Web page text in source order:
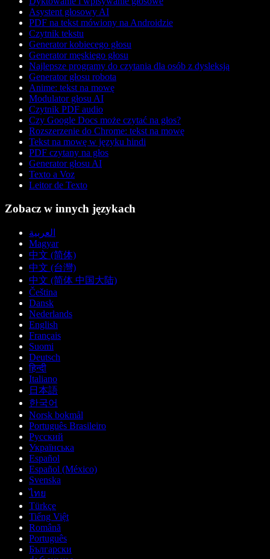
Asystent głosowy AI
PDF na tekst mówiony na Androidzie
Czytnik tekstu
Generator kobiecego głosu
Generator męskiego głosu
Najlepsze programy do czytania dla osób z dysleksją
Generator głosu robota
Anime: tekst na mowę
Modulator głosu AI
Czytnik PDF audio
Czy Google Docs może czytać na głos?
Rozszerzenie do Chrome: tekst na mowę
Tekst na mowę w języku hindi
PDF czytany na głos
Generator głosu AI
Texto a Voz
Leitor de Texto
Zobacz w innych językach
العربية
Magyar
中文 (简体)
中文 (台灣)
中文 (简体 中国大陆)
Čeština
Dansk
Nederlands
English
Français
Suomi
Deutsch
हिन्दी
Italiano
日本語
한국어
Norsk bokmål
Português Brasileiro
Русский
Українська
Español
Español (México)
Svenska
ไทย
Türkçe
Tiếng Việt
Română
Português
Български